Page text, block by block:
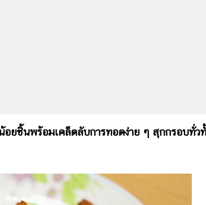
ยชิ้นพร้อมเคล็ดลับการทอดง่าย ๆ สุกกรอบทั่ว